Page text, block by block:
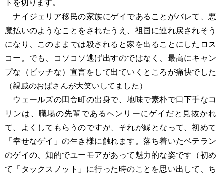
トを切ります。
ナイジェリア移民の家族にゲイであることがバレて、悪
魔払いのようなことをされたうえ、祖国に連れ戻されそう
になり、このままでは殺されると家を出ることにしたロス
コー。でも、コソコソ逃げ出すのではなく、最高にキャン
プな（ビッチな）宣言をして出ていくところが痛快でした
（親戚のおばさんが大笑いしてました）
ウェールズの田舎町の出身で、地味で素朴で口下手なコ
リンは、職場の先輩であるヘンリーにゲイだと見抜かれ
て、よくしてもらうのですが、それが縁となって、初めて
「幸せなゲイ」の生き様に触れます。落ち着いたベテラン
のゲイの、知的でユーモアがあって魅力的な姿です（初め
て「タックスノット」に行った時のことを思い出して、ち